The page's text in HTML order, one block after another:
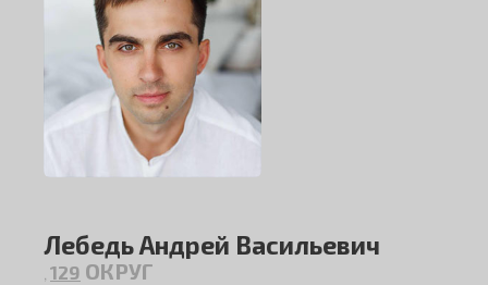
Лебедь Андрей Васильевич
129 ОКРУГ